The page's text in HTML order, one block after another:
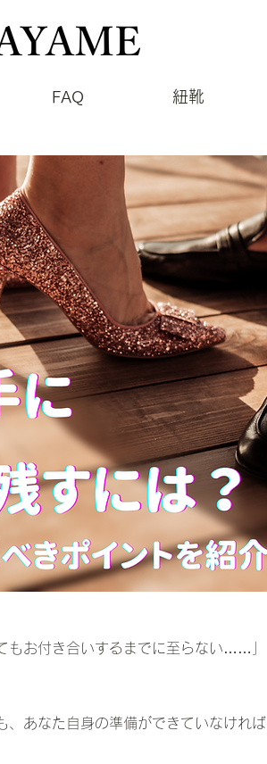
FAQ 紐靴
もお付き合いするまでに至らない……
、あなた自身の準備ができていなけれ